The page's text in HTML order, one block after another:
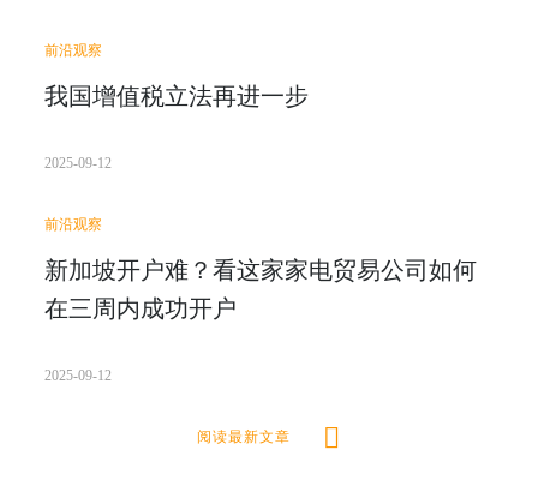
前沿观察
我国增值税立法再进一步
2025-09-12
前沿观察
新加坡开户难？看这家家电贸易公司如何
在三周内成功开户
2025-09-12
阅读最新文章